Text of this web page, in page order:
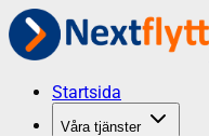
Startsida
Våra tjänster